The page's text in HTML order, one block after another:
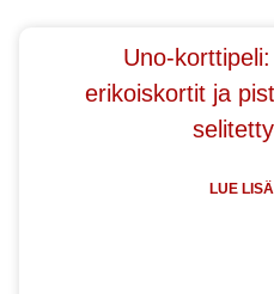
Uno-
erikoiskortit ja
LUE